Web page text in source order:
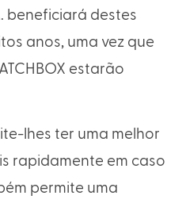
beneficiará destes
anos, uma vez que
estarão
lhes ter uma melhor
rapidamente em caso
permite uma